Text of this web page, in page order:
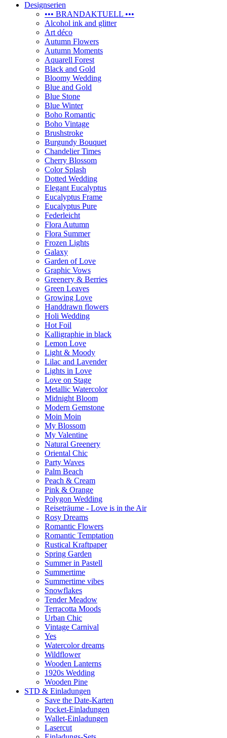
Designserien
••• BRANDAKTUELL •••
Alcohol ink and glitter
Art déco
Autumn Flowers
Autumn Moments
Aquarell Forest
Black and Gold
Bloomy Wedding
Blue and Gold
Blue Stone
Blue Winter
Boho Romantic
Boho Vintage
Brushstroke
Burgundy Bouquet
Chandelier Times
Cherry Blossom
Color Splash
Dotted Wedding
Elegant Eucalyptus
Eucalyptus Frame
Eucalyptus Pure
Federleicht
Flora Autumn
Flora Summer
Frozen Lights
Galaxy
Garden of Love
Graphic Vows
Greenery & Berries
Green Leaves
Growing Love
Handdrawn flowers
Holi Wedding
Hot Foil
Kalligraphie in black
Lemon Love
Light & Moody
Lilac and Lavender
Lights in Love
Love on Stage
Metallic Watercolor
Midnight Bloom
Modern Gemstone
Moin Moin
My Blossom
My Valentine
Natural Greenery
Oriental Chic
Party Waves
Palm Beach
Peach & Cream
Pink & Orange
Polygon Wedding
Reiseträume - Love is in the Air
Rosy Dreams
Romantic Flowers
Romantic Temptation
Rustical Kraftpaper
Spring Garden
Summer in Pastell
Summertime
Summertime vibes
Snowflakes
Tender Meadow
Terracotta Moods
Urban Chic
Vintage Carnival
Yes
Watercolor dreams
Wildflower
Wooden Lanterns
1920s Wedding
Wooden Pine
STD & Einladungen
Save the Date-Karten
Pocket-Einladungen
Wallet-Einladungen
Lasercut